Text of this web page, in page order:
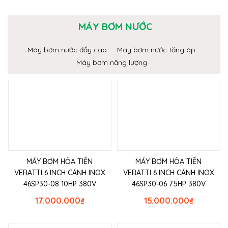
MÁY BƠM NƯỚC
Máy bơm nước đẩy cao
Máy bơm nước tăng áp
Máy bơm năng lượng
MÁY BƠM HỎA TIỄN
VERATTI 6 INCH CÁNH INOX
46SP30-08 10HP 380V
₫
17.000.000
MÁY BƠM HỎA TIỄN
VERATTI 6 INCH CÁNH INOX
46SP30-06 7.5HP 380V
₫
15.000.000